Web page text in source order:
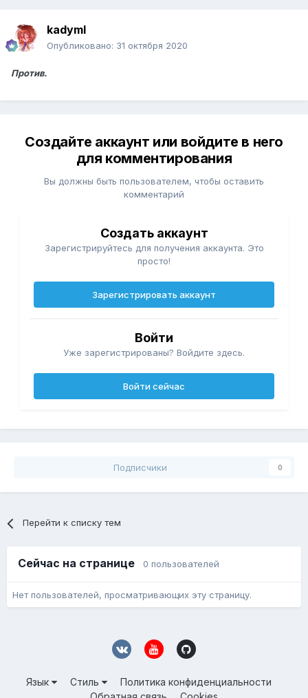
kadymI
Опубликовано: 31 октября 2020
Против.
Создайте аккаунт или войдите в него
для комментирования
Вы должны быть пользователем, чтобы оставить
комментарий
Создать аккаунт
Зарегистрируйтесь для получения аккаунта. Это
просто!
Зарегистрировать аккаунт
Войти
Уже зарегистрированы? Войдите здесь.
Войти сейчас
Подписчики 0
Перейти к списку тем
Сейчас на странице 0 пользователей
Нет пользователей, просматривающих эту страницу.
Язык Стиль
Политика конфиденциальности